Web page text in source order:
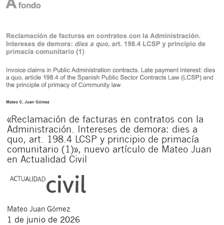
«Reclamación de facturas en contratos con la
Administración. Intereses de demora: dies a
quo, art. 198.4 LCSP y principio de primacía
comunitario (1)», nuevo artículo de Mateo Juan
en Actualidad Civil
Mateo Juan Gómez
1 de junio de 2026